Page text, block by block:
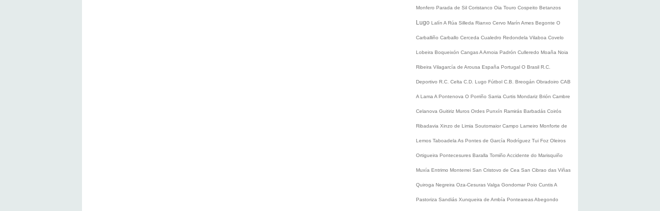
Monfero Parada de Sil Coristanco Oia Touro Cospeito Betanzos
Lugo Lalín A Rúa Silleda Rianxo Cervo Marín Ames Begonte O
Carballiño Carballo Cerceda Cualedro Redondela Vilaboa Covelo
Lobeira Boqueixón CangasA Arnoia Padrón Culleredo Moaña Noia
Ribeira Vilagarcía de Arousa España Portugal O Brasil R.C.
Deportivo R.C. Celta C.D. Lugo Fútbol C.B. Breogán Obradoiro CAB
A Lama A Pontenova O Porriño Sarria Curtis Mondariz Brión Cambre
Celanova Guitiriz Muros Ordes Punxín Ramirás Barbadás Coirós
Ribadavia Xinzo de Limia Soutomaior Campo Lameiro Monforte de
Lemos Taboadela As Pontes de García Rodríguez Tui Foz Oleiros
Ortigueira Pontecesures Baralla Tomiño Accidente do Marisquiño
Muxía Entrimo Monterrei San Cristovo de Cea San Cibrao das Viñas
Quiroga Negreira Oza-Cesuras Valga Gondomar Poio CuntisA
Pastoriza Sandiás Xunqueira de Ambía PonteareasAbegondo